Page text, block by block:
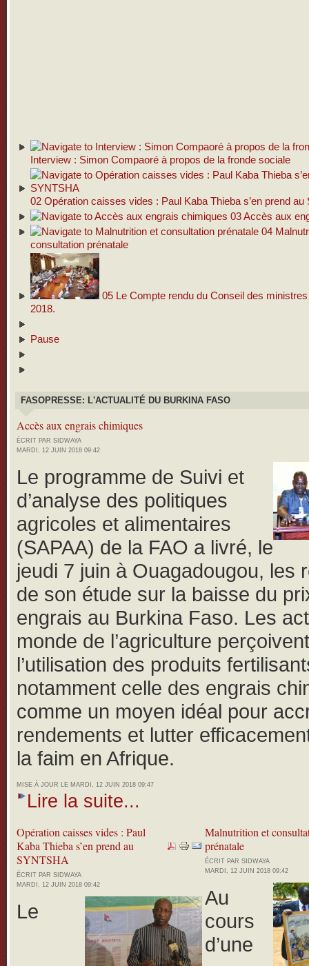
Interview : Simon Compaoré à propos de la fronde sociale
02 Opération caisses vides : Paul Kaba Thieba s’en prend au
03Accès aux
04
consultation prénatale
05 Le Compte rendu du Conseil des
2018.
Pause
FASOPRESSE: L'ACTUALITÉ DU BURKINA FASO
Accès aux engrais chimiques
ÉCRIT PAR SIDWAYA
MARDI, 12 JUIN 2018 09:42
Le programme de Suivi et
d’analyse des politiques
agricoles et alimentaires
(SAPAA) de la FAO a livré, le
jeudi 7 juin à Ouagadougou, les
de son étude sur la baisse du
engrais au Burkina Faso. Les
monde de l’agriculture perçoivent
l’utilisation des produits
notamment celle des engrais
comme un moyen idéal pour
rendements et lutter
la faim en Afrique.
MISE À JOUR LE MARDI, 12 JUIN 2018 09:47
Lire la suite...
Opération caisses vides : Paul
Kaba Thieba s’en prend au
SYNTSHA
ÉCRIT PAR SIDWAYA
MARDI, 12 JUIN 2018 09:42
Le
Malnutrition et
prénatale
ÉCRIT PAR SIDWAYA
MARDI, 12 JUIN 2018 09:42
Au
cours
d’une